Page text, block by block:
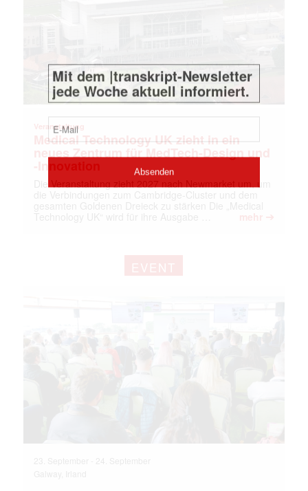
Veranstaltung
Medical Technology UK zieht in ein
neues Zentrum für MedTech-Design und
Die Veranstaltung zieht 2027 nach Newmarket um, um
EVENT